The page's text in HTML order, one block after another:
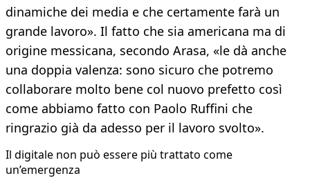
dinamiche dei media e che certamente farà un
grande lavoro». Il fatto che sia americana ma di
origine messicana, secondo Arasa, «le dà anche
una doppia valenza: sono sicuro che potremo
collaborare molto bene col nuovo prefetto così
come abbiamo fatto con Paolo Ruffini che
ringrazio già da adesso per il lavoro svolto».
Il digitale non può essere più trattato come
un’emergenza